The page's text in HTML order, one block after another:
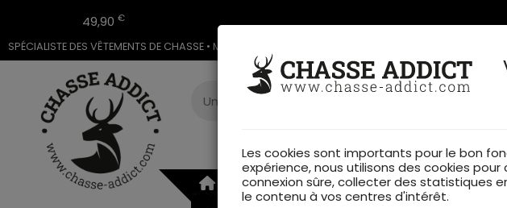
Livraison offerte
SPÉCIALISTE DES VÊTEMENTS DE CHASSE • MAGASIN DE CHASSE & ARMURERIE DANS LES VOSGES & SUR
ARMURERIE VÊTEMENTS DE CHASSE RAYON
49,90 €
Les cookies sont importants pour le bon
expérience, nous utilisons des cookies
connexion sûre, collecter des statistiques
le contenu à vos centres d'intérêt.